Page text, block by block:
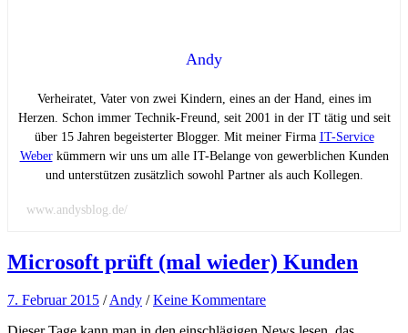
Andy
Verheiratet, Vater von zwei Kindern, eines an der Hand, eines im
Herzen. Schon immer Technik-Freund, seit 2001 in der IT tätig und seit
über 15 Jahren begeisterter Blogger. Mit meiner Firma IT-Service
Weberkümmern wir uns um alle IT-Belange von gewerblichen Kunden
und unterstützen zusätzlich sowohl Partner als auch Kollegen.
www.andysblog.de/
Microsoft prüft (mal wieder) Kunden
7. Februar 2015 /Andy /Keine Kommentare